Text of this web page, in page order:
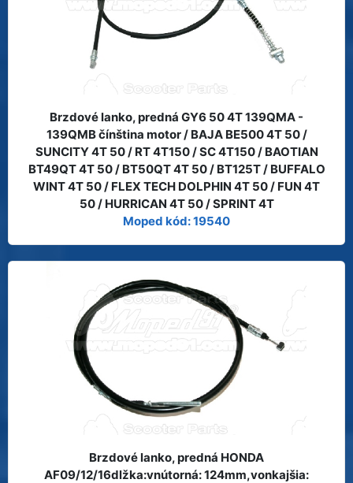
Brzdové lanko, predná GY6 50 4T 139QMA -
139QMB čínština motor / BAJA BE500 4T 50 /
SUNCITY 4T 50 / RT 4T150 / SC 4T150 / BAOTIAN
BT49QT 4T 50 / BT50QT 4T 50 / BT125T / BUFFALO
WINT 4T 50 / FLEX TECH DOLPHIN 4T 50 / FUN 4T
50 / HURRICAN 4T 50 / SPRINT 4T
Moped kód: 19540
Brzdové lanko, predná HONDA
AF09/12/16dlžka:vnútorná: 124mm,vonkajšia: